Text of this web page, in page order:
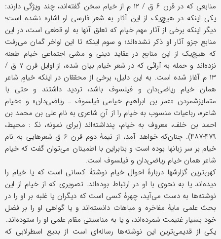
منابعی که در قرن ۶ ق / ۱۲ م از خیام سخن گفته‌اند، چند ویژگی دارند:
یکی اینکه در هیچ‌یک از این آثار به شعر فارسی او اشاره نشده است؛
دیگر اینکه برخی از آثار مهم خیام که تعلق آنها به او قطعی است، در این
منابع جزو آثار او ذکر نشده‌اند؛ و سوم اینکه تا این اواخر گمان می‌رفت
که هیچ‌یک از این منابع در عقاید دینی و مشی اجتماعی خیام طعنه
نزده‌اند و حمله به آرائی که در شعر خیام بیان شده، از اوایل قرن ۷ ق /
۱۳ م آغاز شده است. به این دلیل، برخی از محققان در اینکه خیامِ شاعر
همان خیام ریاضی‌دان و فیلسوف باشد، تردید داشتند و حتى با
متمایزشمردن «عمر بن ابراهیم خیامی فیلسوف ـ ریاضی‌دان» و «خیام
شاعر»، رباعیات منسوب به خیام را از آنِ شاعری به نام علی بن محمد بن
احمد بن خلف، معروف به خیام، پنداشته‌اند (برای نمونه، نک‍ : محیط،
۴۷۹-۴۸۷). چنان‌که خواهد آمد، از نیمۀ دوم قرن ۶ ق شعرهایی به نام
خیام بر سر زبانها بوده است و بنابراین با اطمینان می‌توان گفت که خیام
شاعر همان خیام ریاضی‌دان و فیلسوف است.
کهن‌ترین گزارشها دربارۀ احوال خیام نوشتۀ کسانی است که یا خیام را
دیده‌اند یا به نحوی با او در ارتباط بوده‌اند. تصویری که از خیام از این
نوشته‌ها به دست می‌آید، چهرۀ کسی است که دیگران یا غلبه بر او را در
بحث علمی مایۀ مفاخره و مباهات دانسته‌اند و یا گواهی او را بر فضل
خود بسیار غنیمت شمرده‌اند، و یا به مناسبتی مقام علمی او را ستوده‌اند.
یکی از قدیمی‌ترین این نوشته‌ها رساله‌ای است از بدیع اسطرلابی که